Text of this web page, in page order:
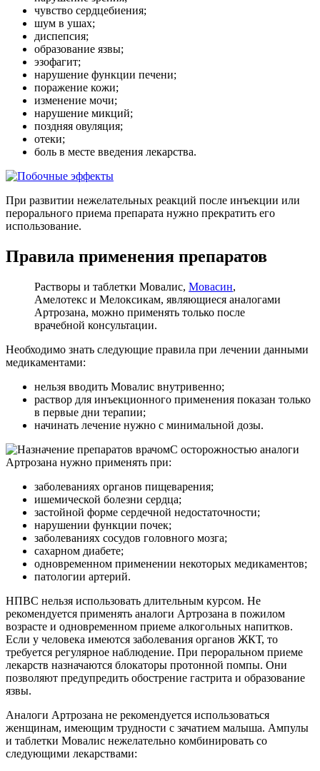
чувство сердцебиения;
шум в ушах;
диспепсия;
образование язвы;
эзофагит;
нарушение функции печени;
поражение кожи;
изменение мочи;
нарушение микций;
поздняя овуляция;
отеки;
боль в месте введения лекарства.
При развитии нежелательных реакций после инъекции или
перорального приема препарата нужно прекратить его
использование.
Правила применения препаратов
Растворы и таблетки Мовалис, Мовасин,
Амелотекс и Мелоксикам, являющиеся аналогами
Артрозана, можно применять только после
врачебной консультации.
Необходимо знать следующие правила при лечении данными
медикаментами:
нельзя вводить Мовалис внутривенно;
раствор для инъекционного применения показан только
в первые дни терапии;
начинать лечение нужно с минимальной дозы.
С осторожностью аналоги
Артрозана нужно применять при:
заболеваниях органов пищеварения;
ишемической болезни сердца;
застойной форме сердечной недостаточности;
нарушении функции почек;
заболеваниях сосудов головного мозга;
сахарном диабете;
одновременном применении некоторых медикаментов;
патологии артерий.
НПВС нельзя использовать длительным курсом. Не
рекомендуется применять аналоги Артрозана в пожилом
возрасте и одновременном приеме алкогольных напитков.
Если у человека имеются заболевания органов ЖКТ, то
требуется регулярное наблюдение. При пероральном приеме
лекарств назначаются блокаторы протонной помпы. Они
позволяют предупредить обострение гастрита и образование
язвы.
Аналоги Артрозана не рекомендуется использоваться
женщинам, имеющим трудности с зачатием малыша. Ампулы
и таблетки Мовалис нежелательно комбинировать со
следующими лекарствами: